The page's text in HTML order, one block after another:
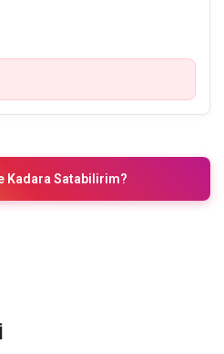
Kadara Satabilirim?